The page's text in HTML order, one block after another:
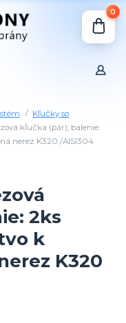
0
Kľučky so
kľučka (pár), balenie:
nerez K320 /AISI304
2ks
k
K320